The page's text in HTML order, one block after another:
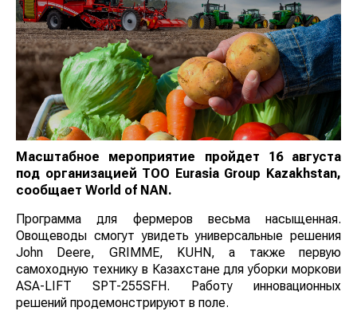
Масштабное мероприятие пройдет 16 августа
под организацией ТОО Eurasia Group Kazakhstan,
сообщает World of NAN .
Программа для фермеров весьма насыщенная.
Овощеводы смогут увидеть универсальные решения
John Deere, GRIMME, KUHN, а также первую
самоходную технику в Казахстане для уборки моркови
ASA-LIFT SPT-255SFH. Работу инновационных
решений продемонстрируют в поле.